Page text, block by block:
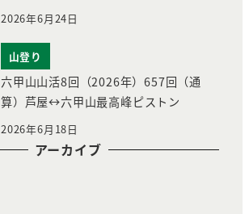
2026年6月24日
山登り
六甲山山活8回（2026年）657回（通
算）芦屋↔︎六甲山最高峰ピストン
2026年6月18日
アーカイブ